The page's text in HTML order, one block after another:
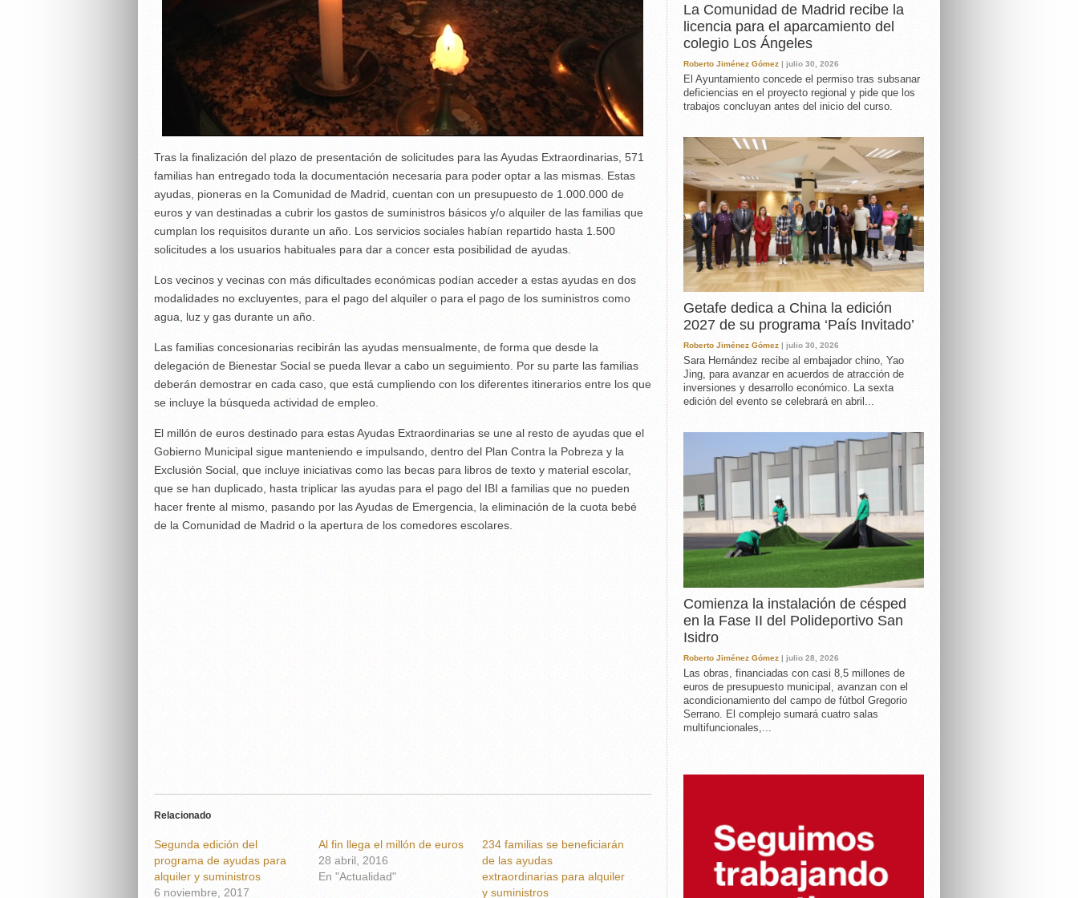
Tras la finalización del plazo de presentación de solicitudes para las Ayudas Extraordinarias, 571
familias han entregado toda la documentación necesaria para poder optar a las mismas. Estas
ayudas, pioneras en la Comunidad de Madrid, cuentan con un presupuesto de 1.000.000 de
euros y van destinadas a cubrir los gastos de suministros básicos y/o alquiler de las familias que
cumplan los requisitos durante un año. Los servicios sociales habían repartido hasta 1.500
solicitudes a los usuarios habituales para dar a concer esta posibilidad de ayudas.
Los vecinos y vecinas con más dificultades económicas podían acceder a estas ayudas en dos
modalidades no excluyentes, para el pago del alquiler o para el pago de los suministros como
agua, luz y gas durante un año.
Las familias concesionarias recibirán las ayudas mensualmente, de forma que desde la
delegación de Bienestar Social se pueda llevar a cabo un seguimiento. Por su parte las familias
deberán demostrar en cada caso, que está cumpliendo con los diferentes itinerarios entre los que
se incluye la búsqueda actividad de empleo.
El millón de euros destinado para estas Ayudas Extraordinarias se une al resto de ayudas que el
Gobierno Municipal sigue manteniendo e impulsando, dentro del Plan Contra la Pobreza y la
Exclusión Social, que incluye iniciativas como las becas para libros de texto y material escolar,
que se han duplicado, hasta triplicar las ayudas para el pago del IBI a familias que no pueden
hacer frente al mismo, pasando por las Ayudas de Emergencia, la eliminación de la cuota bebé
de la Comunidad de Madrid o la apertura de los comedores escolares.
Relacionado
Segunda edición del
programa de ayudas para
alquiler y suministros
6 noviembre, 2017
Al fin llega el millón de euros
28 abril, 2016
En "Actualidad"
234 familias se beneficiarán
de las ayudas
extraordinarias para alquiler
y suministros
La Comunidad de Madrid recibe la
licencia para el aparcamiento del
colegio Los Ángeles
Roberto Jiménez Gómez | julio 30, 2026
El Ayuntamiento concede el permiso tras subsanar
deficiencias en el proyecto regional y pide que los
trabajos concluyan antes del inicio del curso.
Getafe dedica a China la edición
2027 de su programa ‘País Invitado’
Roberto Jiménez Gómez | julio 30, 2026
Sara Hernández recibe al embajador chino, Yao
Jing, para avanzar en acuerdos de atracción de
inversiones y desarrollo económico. La sexta
edición del evento se celebrará en abril...
Comienza la instalación de césped
en la Fase II del Polideportivo San
Isidro
Roberto Jiménez Gómez | julio 28, 2026
Las obras, financiadas con casi 8,5 millones de
euros de presupuesto municipal, avanzan con el
acondicionamiento del campo de fútbol Gregorio
Serrano. El complejo sumará cuatro salas
multifuncionales,...